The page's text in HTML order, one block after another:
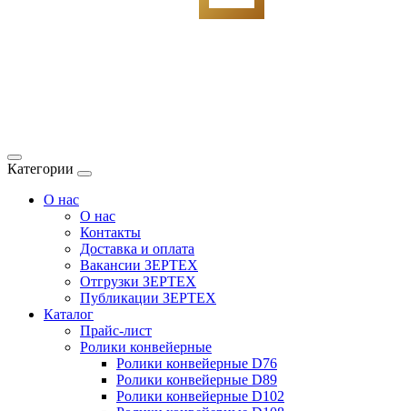
Категории
О нас
О нас
Контакты
Доставка и оплата
Вакансии ЗЕРТЕХ
Отгрузки ЗЕРТЕХ
Публикации ЗЕРТЕХ
Каталог
Прайс-лист
Ролики конвейерные
Ролики конвейерные D76
Ролики конвейерные D89
Ролики конвейерные D102